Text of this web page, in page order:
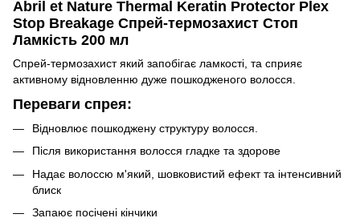
Abril et Nature Thermal Keratin Protector Plex
Stop Breakage Спрей-термозахист Стоп
Ламкість 200 мл
Спрей-термозахист який запобігає ламкості, та сприяє
активному відновленню дуже пошкодженого волосся.
Переваги спрея:
Відновлює пошкоджену структуру волосся.
Після використання волосся гладке та здорове
Надає волоссю м'який, шовковистий ефект та інтенсивний
блиск
Запаює посічені кінчики